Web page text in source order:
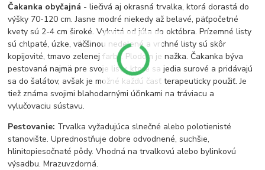
Čakanka obyčajná - liečivá aj okrasná trvalka, ktorá dorastá do
výšky 70-120 cm. Jasne modré niekedy až belavé, päťpočetné
kvety sú 2-4 cm široké. Vykvitá od júla do októbra. Prízemné listy
sú chlpaté, úzke, väčšinou nedelené a vrchné listy sú skôr
kopijovité, tmavo zelenej farby. Plodom je nažka. Čakanka býva
pestovaná najmä pre svoje listy, ktoré sa jedia surové a pridávajú
sa do šalátov, avšak je možné každú časť terapeuticky použiť. Je
tiež známa svojimi blahodarnými účinkami na tráviacu a
vylučovaciu sústavu.
Pestovanie: Trvalka vyžadujúca slnečné alebo polotienisté
stanovište. Uprednostňuje dobre odvodnené, suchšie,
hlinitopiesočnaté pôdy. Vhodná na trvalkovú alebo bylinkovú
výsadbu. Mrazuvzdorná.